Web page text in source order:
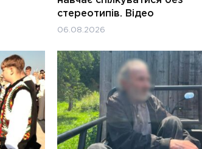
стереотипів. Відео
06.08.2026